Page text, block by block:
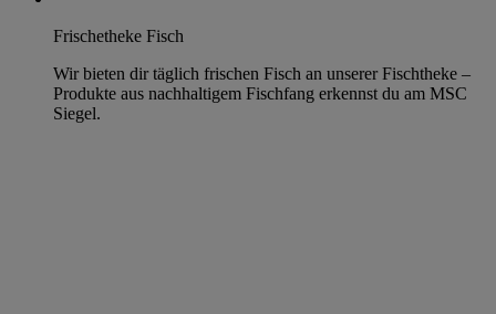
Frischetheke Fisch
Wir bieten dir täglich frischen Fisch an unserer Fischtheke –
Produkte aus nachhaltigem Fischfang erkennst du am MSC
Siegel.